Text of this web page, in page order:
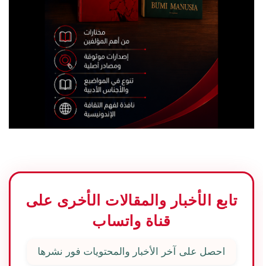
تابع الأخبار والمقالات الأخرى على
قناة واتساب
احصل على آخر الأخبار والمحتويات فور نشرها